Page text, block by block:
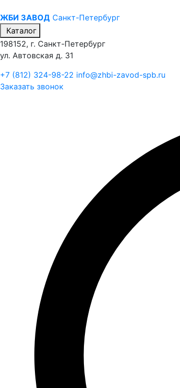
ЖБИ ЗАВОД Санкт-Петербург
Каталог
198152, г. Санкт-Петербург
ул. Автовская д. 31
+7 (812) 324-98-22 info@zhbi-zavod-spb.ru
Заказать звонок